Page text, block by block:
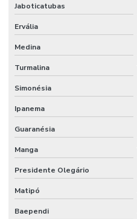
Jaboticatubas
Ervália
Medina
Turmalina
Simonésia
Ipanema
Guaranésia
Manga
Presidente Olegário
Matipó
Baependi